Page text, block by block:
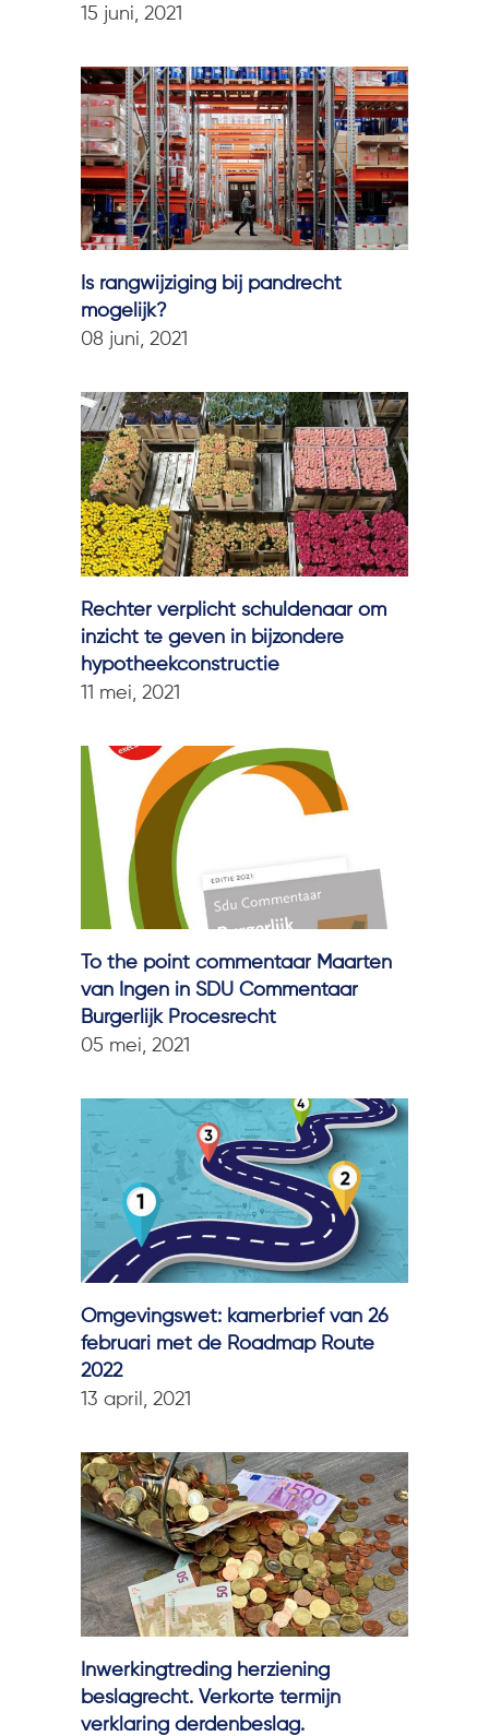
15 juni, 2021
Is rangwijziging bij pandrecht
mogelijk?
08 juni, 2021
Rechter verplicht schuldenaar om
inzicht te geven in bijzondere
hypotheekconstructie
11 mei, 2021
To the point commentaar Maarten
van Ingen in SDU Commentaar
Burgerlijk Procesrecht
05 mei, 2021
Omgevingswet: kamerbrief van 26
februari met de Roadmap Route
2022
13 april, 2021
Inwerkingtreding herziening
beslagrecht. Verkorte termijn
verklaring derdenbeslag.